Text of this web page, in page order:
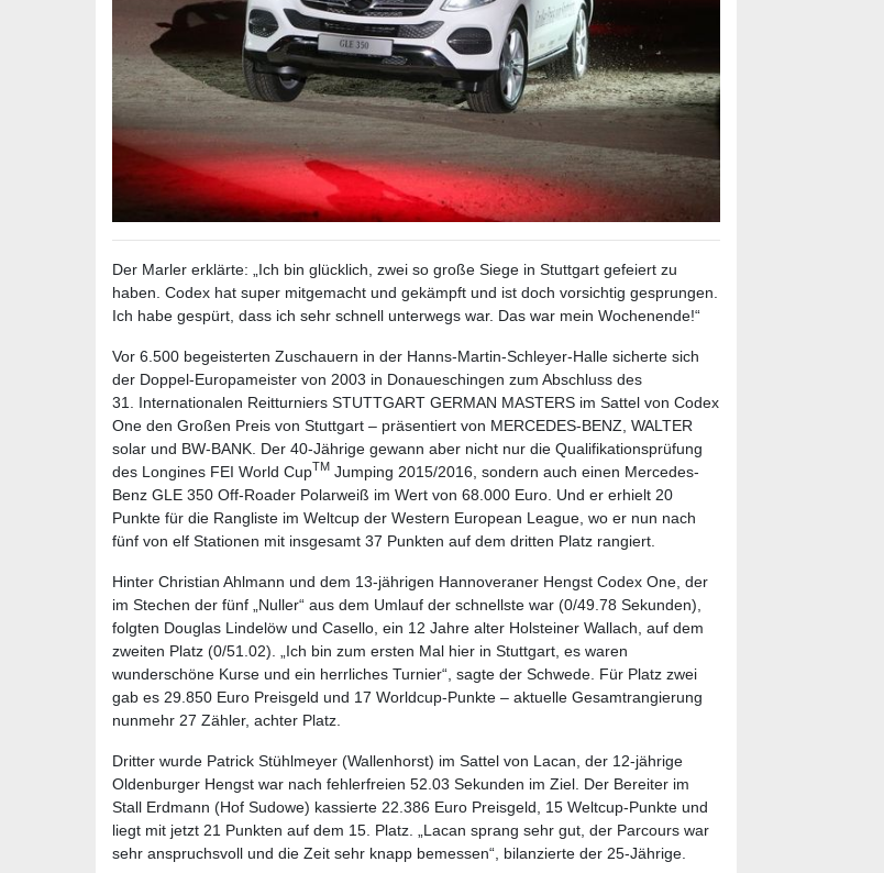
Der Marler erklärte: „Ich bin glücklich, zwei so große Siege in Stuttgart gefeiert zu
haben. Codex hat super mitgemacht und gekämpft und ist doch vorsichtig gesprungen.
Ich habe gespürt, dass ich sehr schnell unterwegs war. Das war mein Wochenende!“
Vor 6.500 begeisterten Zuschauern in der Hanns-Martin-Schleyer-Halle sicherte sich
der Doppel-Europameister von 2003 in Donaueschingen zum Abschluss des
31. Internationalen Reitturniers STUTTGART GERMAN MASTERS im Sattel von Codex
One den Großen Preis von Stuttgart – präsentiert von MERCEDES-BENZ, WALTER
solar und BW-BANK. Der 40-Jährige gewann aber nicht nur die Qualifikationsprüfung
des Longines FEI World CupTM Jumping 2015/2016, sondern auch einen Mercedes-
Benz GLE 350 Off-Roader Polarweiß im Wert von 68.000 Euro. Und er erhielt 20
Punkte für die Rangliste im Weltcup der Western European League, wo er nun nach
fünf von elf Stationen mit insgesamt 37 Punkten auf dem dritten Platz rangiert.
Hinter Christian Ahlmann und dem 13-jährigen Hannoveraner Hengst Codex One, der
im Stechen der fünf „Nuller“ aus dem Umlauf der schnellste war (0/49.78 Sekunden),
folgten Douglas Lindelöw und Casello, ein 12 Jahre alter Holsteiner Wallach, auf dem
zweiten Platz (0/51.02). „Ich bin zum ersten Mal hier in Stuttgart, es waren
wunderschöne Kurse und ein herrliches Turnier“, sagte der Schwede. Für Platz zwei
gab es 29.850 Euro Preisgeld und 17 Worldcup-Punkte – aktuelle Gesamtrangierung
nunmehr 27 Zähler, achter Platz.
Dritter wurde Patrick Stühlmeyer (Wallenhorst) im Sattel von Lacan, der 12-jährige
Oldenburger Hengst war nach fehlerfreien 52.03 Sekunden im Ziel. Der Bereiter im
Stall Erdmann (Hof Sudowe) kassierte 22.386 Euro Preisgeld, 15 Weltcup-Punkte und
liegt mit jetzt 21 Punkten auf dem 15. Platz. „Lacan sprang sehr gut, der Parcours war
sehr anspruchsvoll und die Zeit sehr knapp bemessen“, bilanzierte der 25-Jährige.